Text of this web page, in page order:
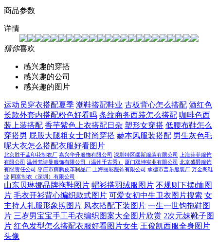
商品参数
详情
猜你喜欢
感兴趣的穿搭
感兴趣的公司
感兴趣的图片
运动员穿衣搭配夏季 潮鞋搭配鞋业 古板背心怎么搭配 酒红色
长款外套内搭配粉色好看吗 条纹商务西装怎么搭配 咖啡色西
装上装搭配 香芋紫色上衣搭配日杂 塑形女穿搭 低腰布鞋怎么
穿搭男 屁股大腿粗女士时尚穿搭 赫本风服装搭配 男生灰色毛
呢大衣怎么搭配衣服好看图片
北京胜于蓝印花制衣厂 嘉兴华升服饰有限公司 深圳特区缪斯服装有限公司
上海莎菲服饰
有限公司 温州梵诗曼服饰有限公司（温州千古秀） 厦门双坤实业有限公司 北京盛爵服饰
有限责任公司 枣庄市薛腾皮革制品厂 上海丽彩服饰有限公司 承德市普乐服装厂 万金阁鞋
业 同富制衣（深圳）有限公司
山东贝琳娜品牌拖鞋图片 帽衫搭羽绒服图片 不规则下摆t恤图
片 毛衣开衫背心编织款式图片 可爱女初中生卫衣图片搜索 女
主持人礼服形象照图片 风衣搭配下装图片 一生一世钩拖鞋图
片 三岁男宝宝手工毛衣编织图案大全图片欣赏 2次元妹靴子图
片 红色发型怎么搭配衣服好看图片女生 王俊凯西服全身图片
头像